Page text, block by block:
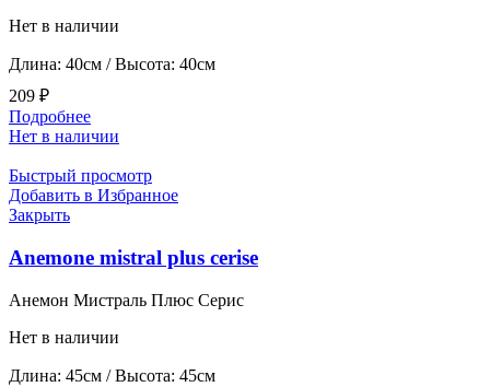
Нет в наличии
Длина: 40см / Высота: 40см
209 ₽
Подробнее
Нет в наличии
Быстрый просмотр
Добавить в Избранное
Закрыть
Anemone mistral plus cerise
Анемон Мистраль Плюс Серис
Нет в наличии
Длина: 45см / Высота: 45см